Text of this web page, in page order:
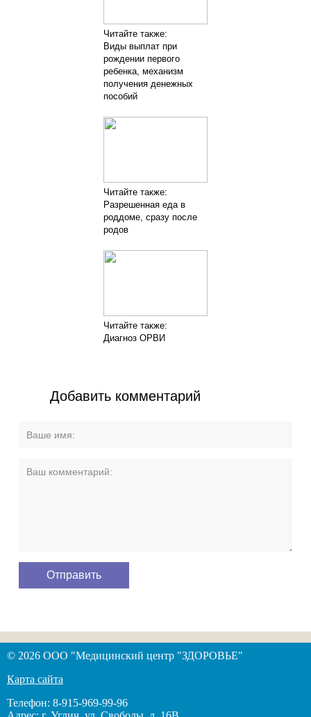
Читайте также:
Виды выплат при
рождении первого
ребенка, механизм
получения денежных
пособий
Читайте также:
Разрешенная еда в
роддоме, сразу после
родов
Читайте также:
Диагноз ОРВИ
Добавить комментарий
© 2026 ООО "Медицинский центр "ЗДОРОВЬЕ"
Карта сайта
Телефон: 8-915-969-99-96